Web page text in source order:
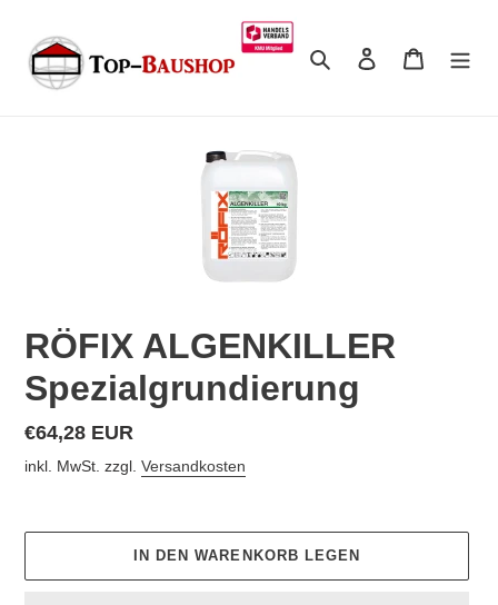
Inhalt
Suchen Einloggen
RÖFIX ALGENKILLER
Spezialgrundierung
Normaler
Preis
€64,28 EUR
inkl. MwSt. zzgl. Versandkosten
IN DEN WARENKORB LEGEN